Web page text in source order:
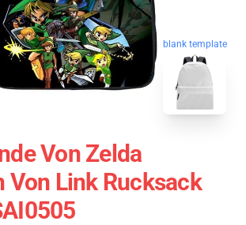
blank template
Von Zelda
Von Link Rucksack